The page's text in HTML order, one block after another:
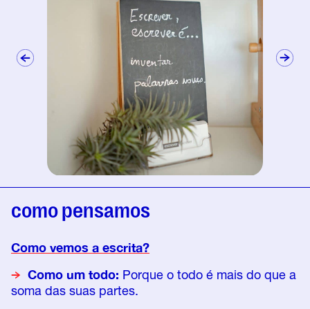
como pensamos
Como vemos a escrita?
Como um todo: Porque o todo é mais do que a
soma das suas partes.